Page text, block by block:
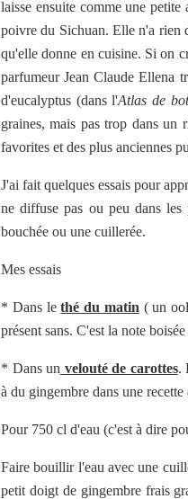
laisse ensuite comme une
poivre du Sichuan. Elle n'a rien
qu'elle donne en cuisine. Si on
parfumeur Jean Claude Ellena
d'eucalyptus (dans l'Atlas de
graines, mais pas trop dans
favorites et des plus anciennes
J'ai fait quelques essais pour
ne diffuse pas ou peu dans les
bouchée ou une cuillerée.
Mes essais
* Dans lethé du matin ( un
présent sans. C'est la note
* Dans un velouté de carottes.
à du gingembre dans une
Pour 750 cl d'eau (c'est à dire
Faire bouillir l'eau avec une
petit doigt de gingembre frais